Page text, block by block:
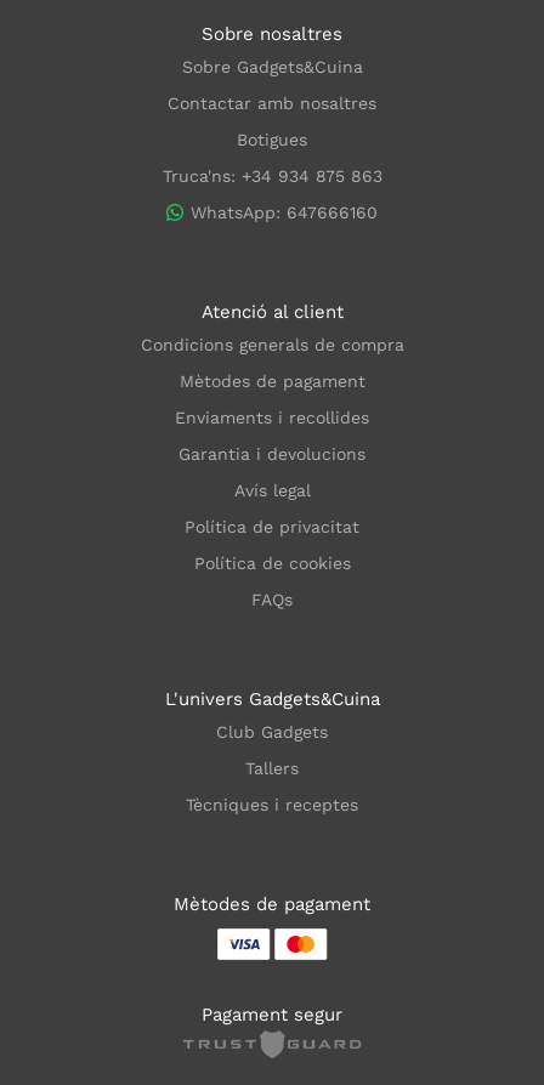
Sobre nosaltres
Sobre Gadgets&Cuina
Contactar amb nosaltres
Botigues
Truca'ns: +34 934 875 863
WhatsApp: 647666160
Atenció al client
Condicions generals de compra
Mètodes de pagament
Enviaments i recollides
Garantia i devolucions
Avís legal
Política de privacitat
Política de cookies
FAQs
L'univers Gadgets&Cuina
Club Gadgets
Tallers
Tècniques i receptes
Mètodes de pagament
Pagament segur